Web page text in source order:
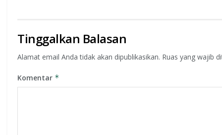
Tinggalkan Balasan
Alamat email Anda tidak akan dipublikasikan. Ruas yang wajib
Komentar *